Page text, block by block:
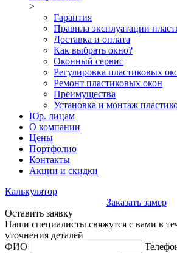
>
Гарантия
Правила эксплуатации
Доставка и оплата
Как выбрать окно?
Оконный сервис
Регулировка пластиковых
Ремонт пластиковых окон
Преимущества
Установка и монтаж
Юр. лицам
О компании
Цены
Портфолио
Контакты
Акции и скидки
Калькулятор
Заказать замер
Оставить заявку
Наши специалисты свяжутся с вами в
уточнения деталей
ФИО